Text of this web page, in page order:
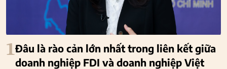
1Đâu là rào cản lớn nhất trong liên kết giữa
doanh nghiệp FDI và doanh nghiệp Việt